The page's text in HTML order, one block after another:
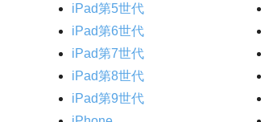
iPad第5世代
iPad第6世代
iPad第7世代
iPad第8世代
iPad第9世代